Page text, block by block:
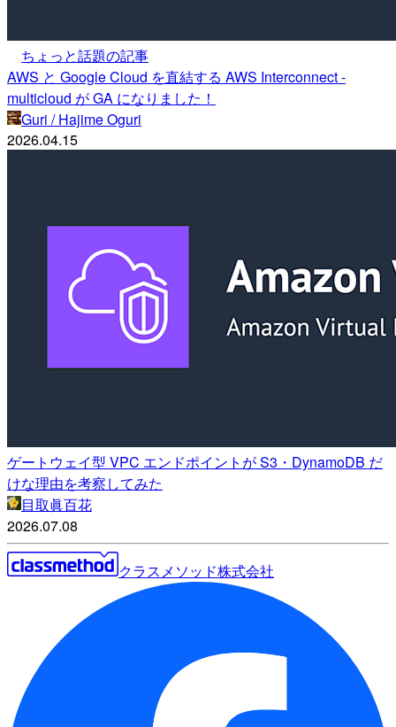
ちょっと話題の記事
AWS と Google Cloud を直結する AWS Interconnect -
multicloud が GA になりました！
Guri / Hajime Oguri
2026.04.15
ゲートウェイ型 VPC エンドポイントが S3・DynamoDB だ
けな理由を考察してみた
目取眞百花
2026.07.08
クラスメソッド株式会社